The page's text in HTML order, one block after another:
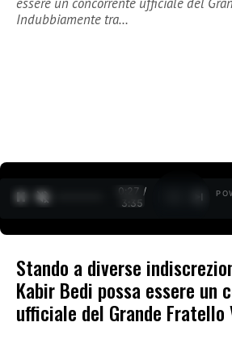
Indubbiamente tra…
0:27 /
3:35
Stando a diverse
Kabir Bedi possa essere un
ufficiale del Grande Fratello